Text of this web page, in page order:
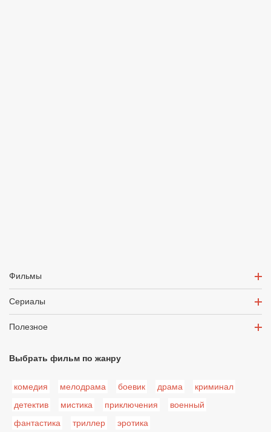
Фильмы
Сериалы
Полезное
Выбрать фильм по жанру
комедия мелодрама боевик драма
криминал
детектив
мистика приключения
военный
фантастика
триллер эротика